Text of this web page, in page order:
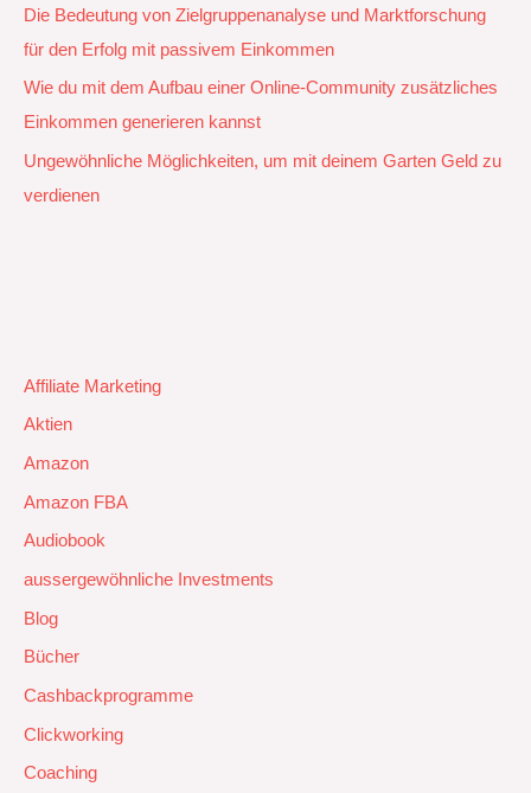
Die Bedeutung von Zielgruppenanalyse und Marktforschung
für den Erfolg mit passivem Einkommen
Wie du mit dem Aufbau einer Online-Community zusätzliches
Einkommen generieren kannst
Ungewöhnliche Möglichkeiten, um mit deinem Garten Geld zu
verdienen
Affiliate Marketing
Aktien
Amazon
Amazon FBA
Audiobook
aussergewöhnliche Investments
Blog
Bücher
Cashbackprogramme
Clickworking
Coaching